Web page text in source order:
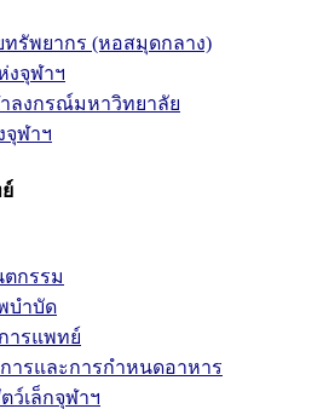
รัพยากร (หอสมุดกลาง)
งจุฬาฯ
ลงกรณ์มหาวิทยาลัย
จุฬาฯ
กรรม
บำบัด
ารแพทย์
ารและการกำหนดอาหาร
ว์เล็กจุฬาฯ